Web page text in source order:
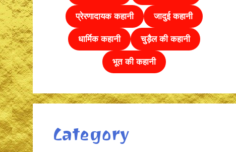
प्रेरणादायक कहानी
जादुई कहानी
धार्मिक कहानी
चुड़ैल की कहानी
भूत की कहानी
Category